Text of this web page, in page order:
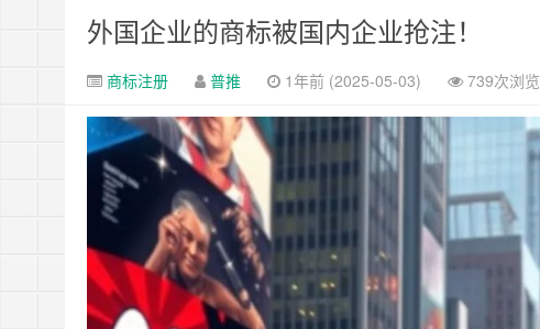
外国企业的商标被国内企业抢注！
商标注册 普推 1年前 (2025-05-03) 739次浏览